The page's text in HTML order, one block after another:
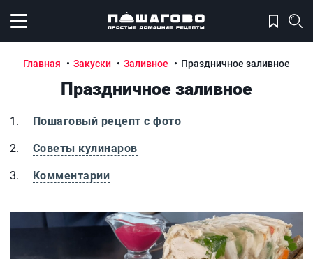
Открыть меню
Главная Закуски Заливное Праздничное заливное
Праздничное заливное
Пошаговый рецепт с фото
Советы кулинаров
Комментарии
Праздничное заливное